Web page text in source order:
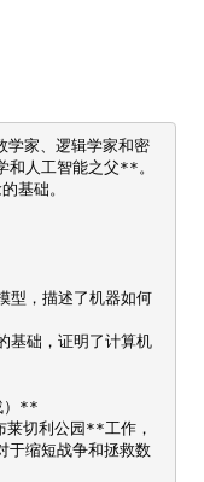
家、逻辑学家和密
人工智能之父**。
基础。
）**
缩短战争和拯救数